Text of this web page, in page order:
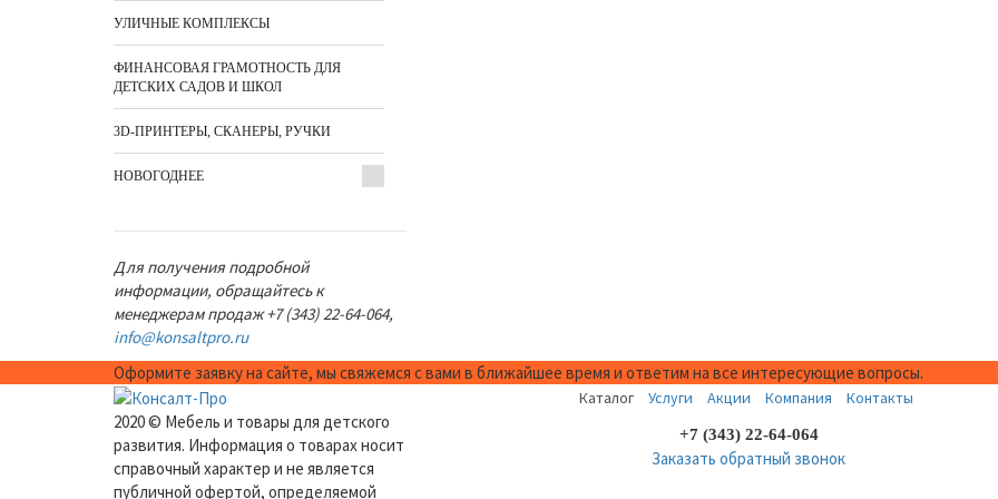
УЛИЧНЫЕ КОМПЛЕКСЫ
ФИНАНСОВАЯ ГРАМОТНОСТЬ ДЛЯ
ДЕТСКИХ САДОВ И ШКОЛ
3D-ПРИНТЕРЫ, СКАНЕРЫ, РУЧКИ
НОВОГОДНЕЕ
Для получения подробной
информации, обращайтесь к
менеджерам продаж +7 (343) 22-64-064,
info@konsaltpro.ru
Оформите заявку на сайте, мы свяжемся с вами в ближайшее время и ответим на все интересующие вопросы.
2020 © Мебель и товары для детского
развития. Информация о товарах носит
справочный характер и не является
публичной офертой, определяемой
Каталог Услуги Акции Компания Контакты
+7 (343) 22-64-064
Заказать обратный звонок